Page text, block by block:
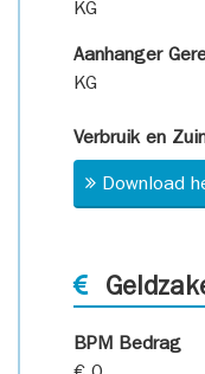
KG
Aanhanger
KG
Verbruik en
Download
BPM Bedrag